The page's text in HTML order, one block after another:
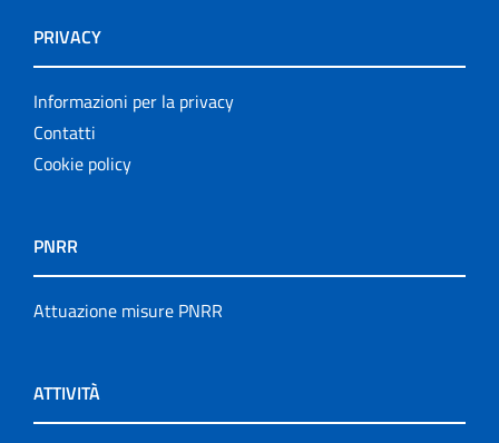
PRIVACY
Informazioni per la privacy
Contatti
Cookie policy
PNRR
Attuazione misure PNRR
ATTIVITÀ